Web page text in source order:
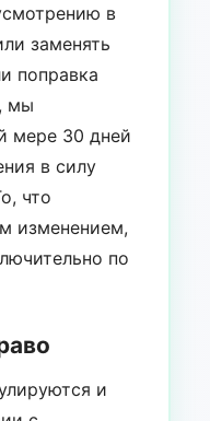
в
заменять
поправка
мы
мере 30 дней
в силу
что
изменением,
по
и